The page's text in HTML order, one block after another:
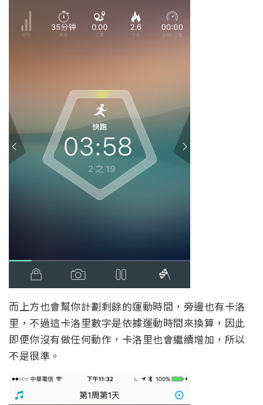
而上方也會幫你計劃剩餘的運動時間，旁邊也有卡洛
里，不過這卡洛里數字是依據運動時間來換算，因此
即便你沒有做任何動作，卡洛里也會繼續增加，所以
不是很準。